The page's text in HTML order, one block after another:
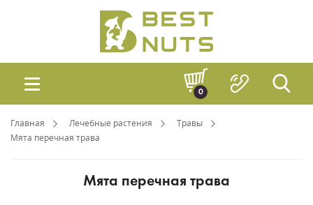
0
Главная Лечебные растения
Травы
Мята перечная трава
Мята перечная трава